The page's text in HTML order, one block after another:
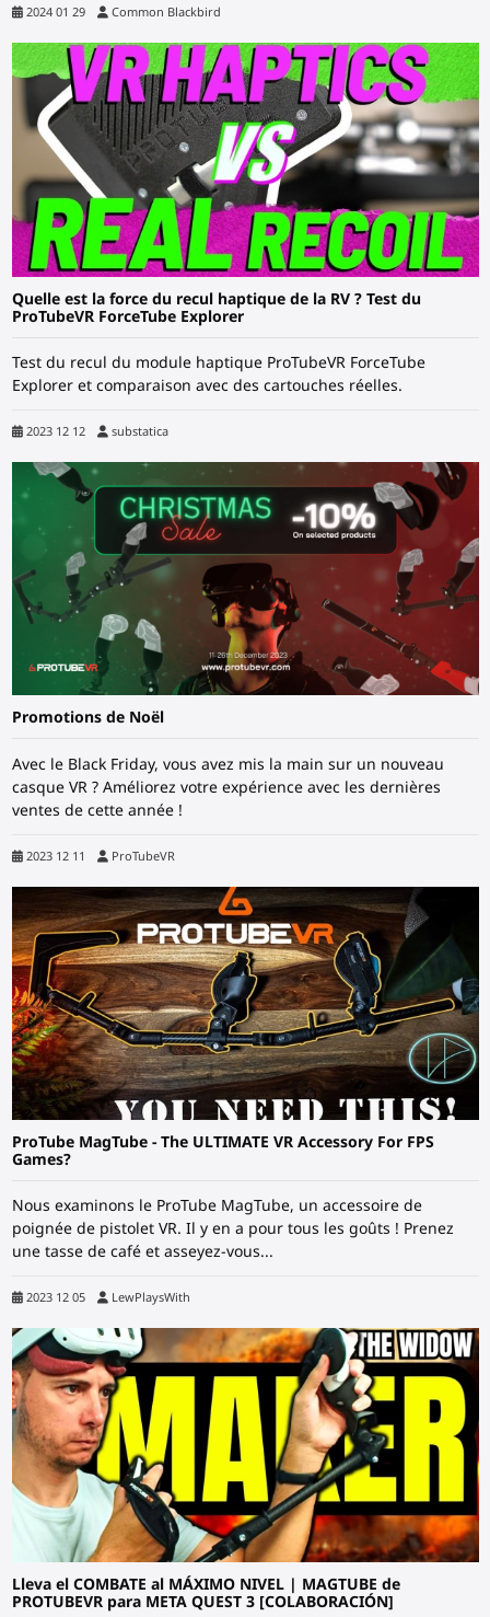
2024 01 29 Common Blackbird
Quelle est la force du recul haptique de la RV ? Test du
ProTubeVR ForceTube Explorer
Test du recul du module haptique ProTubeVR ForceTube
Explorer et comparaison avec des cartouches réelles.
2023 12 12 substatica
Promotions de Noël
Avec le Black Friday, vous avez mis la main sur un nouveau
casque VR ? Améliorez votre expérience avec les dernières
ventes de cette année !
2023 12 11 ProTubeVR
ProTube MagTube - The ULTIMATE VR Accessory For FPS
Games?
Nous examinons le ProTube MagTube, un accessoire de
poignée de pistolet VR. Il y en a pour tous les goûts ! Prenez
une tasse de café et asseyez-vous...
2023 12 05 LewPlaysWith
Lleva el COMBATE al MÁXIMO NIVEL | MAGTUBE de
PROTUBEVR para META QUEST 3 [COLABORACIÓN]